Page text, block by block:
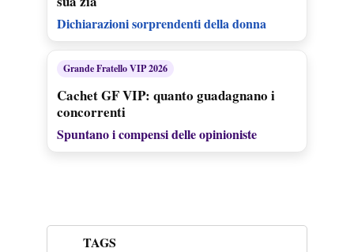
Dichiarazioni sorprendenti della donna
Grande Fratello VIP 2026
Cachet GF VIP: quanto guadagnano i
concorrenti
Spuntano i compensi delle opinioniste
TAGS